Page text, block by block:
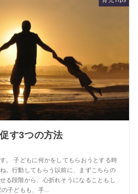
す3つの方法
。 子どもに何かをしてもらおうとする時
。行動してもらう以前に、まずこちらの
る段階から、心折れそうになることもし
子どもも、手...